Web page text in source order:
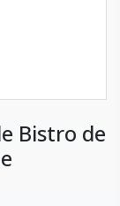
Bistro de